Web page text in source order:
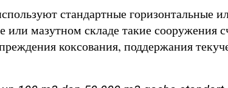
стандартные горизонтальные
мазутном складе такие сооружения
коксования, поддержания